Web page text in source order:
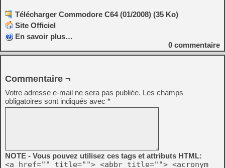
Télécharger Commodore C64 (01/2008) (35 Ko)
Site Officiel
En savoir plus…
0 commentaire
Commentaire ¬
Votre adresse e-mail ne sera pas publiée. Les champs
obligatoires sont indiqués avec *
NOTE - Vous pouvez utilisez ces tags et attributs HTML:
<a href="" title=""> <abbr title=""> <acronym